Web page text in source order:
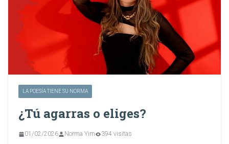
LA POESÍA TIENE SU NORMA
¿Tú agarras o eliges?
01/02/2026 Norma Yim 394 visitas